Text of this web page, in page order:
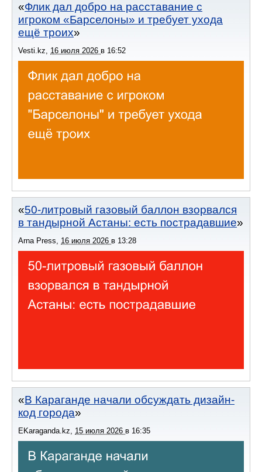
Флик дал добро на расставание с
игроком «Барселоны» и требует ухода
ещё троих
Vesti.kz, 16 июля 2026 в 16:52
50-литровый газовый баллон взорвался
в тандырной Астаны: есть пострадавшие
Arna Press, 16 июля 2026 в 13:28
В Караганде начали обсуждать дизайн-
код города
EKaraganda.kz 15 июля 2026 в 16:35